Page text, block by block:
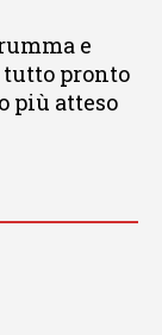
e
pronto
più atteso